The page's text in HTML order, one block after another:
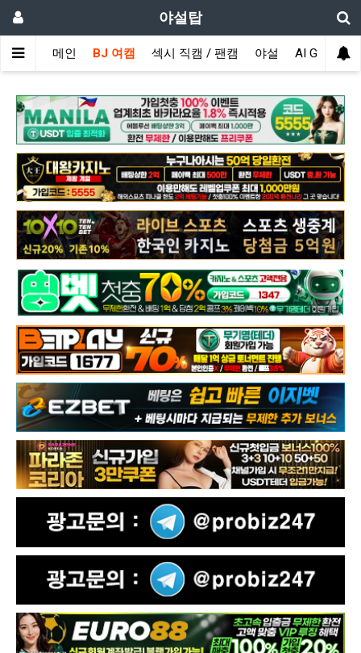
야설탑
메인 BJ 여캠 섹시 직캠 / 팬캠 야설 AI GIRL